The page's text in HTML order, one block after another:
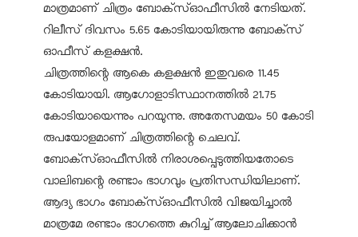
മാത്രമാണ് ചിത്രം ബോക്‌സ്ഓഫീസില്‍ നേടിയത്.
റിലീസ് ദിവസം 5.65 കോടിയായിരുന്നു ബോക്‌സ്
ഓഫീസ് കളക്ഷന്‍.
ചിത്രത്തിന്റെ ആകെ കളക്ഷന്‍ ഇതുവരെ 11.45
കോടിയായി. ആഗോളാടിസ്ഥാനത്തില്‍ 21.75
കോടിയായെന്നും പറയുന്നു. അതേസമയം 50 കോടി
രുപയോളമാണ് ചിത്രത്തിന്റെ ചെലവ്.
ബോക്‌സ്ഓഫീസില്‍ നിരാശപ്പെടുത്തിയതോടെ
വാലിബന്റെ രണ്ടാം ഭാഗവും പ്രതിസന്ധിയിലാണ്.
ആദ്യ ഭാഗം ബോക്‌സ്ഓഫീസില്‍ വിജയിച്ചാല്‍
മാത്രമേ രണ്ടാം ഭാഗത്തെ കുറിച്ച് ആലോചിക്കാന്‍